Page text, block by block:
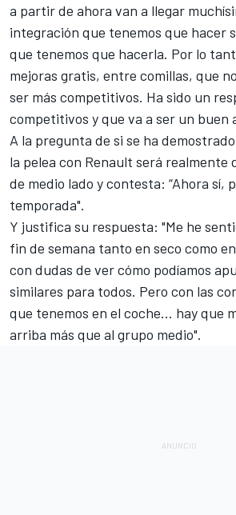
a partir de ahora van a llegar
integración que tenemos que hacer
que tenemos que hacerla. Por lo
mejoras gratis, entre comillas, que
ser más competitivos. Ha sido un
competitivos y que va a ser un buen
A la pregunta de si se ha
la pelea con Renault será realmente
de medio lado y contesta: “Ahora sí,
temporada".
Y justifica su respuesta: "Me he
fin de semana tanto en seco como
con dudas de ver cómo podíamos
similares para todos. Pero con las
que tenemos en el coche... hay que
arriba más que al grupo medio".